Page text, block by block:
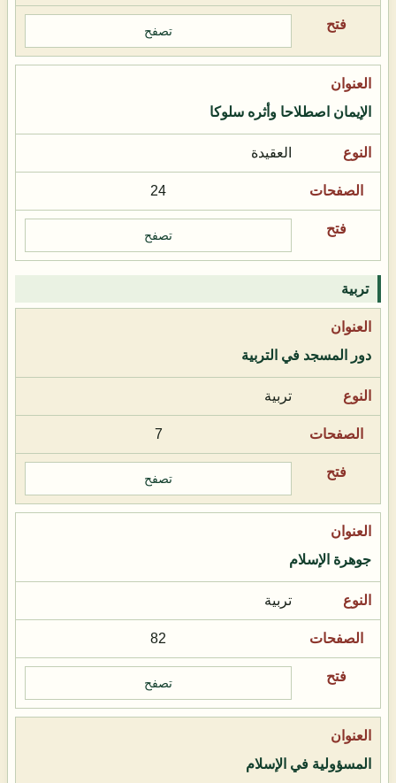
تصفح
الإيمان اصطلاحا وأثره سلوكا
العقيدة
24
تصفح
تربية
دور المسجد في التربية
تربية
7
تصفح
جوهرة الإسلام
تربية
82
تصفح
المسؤولية في الإسلام